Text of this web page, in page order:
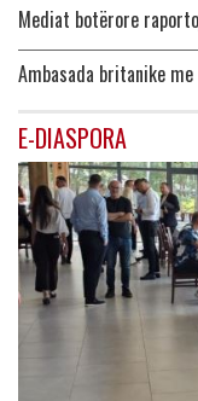
Mediat botërore
Ambasada britanike
E-DIASPORA